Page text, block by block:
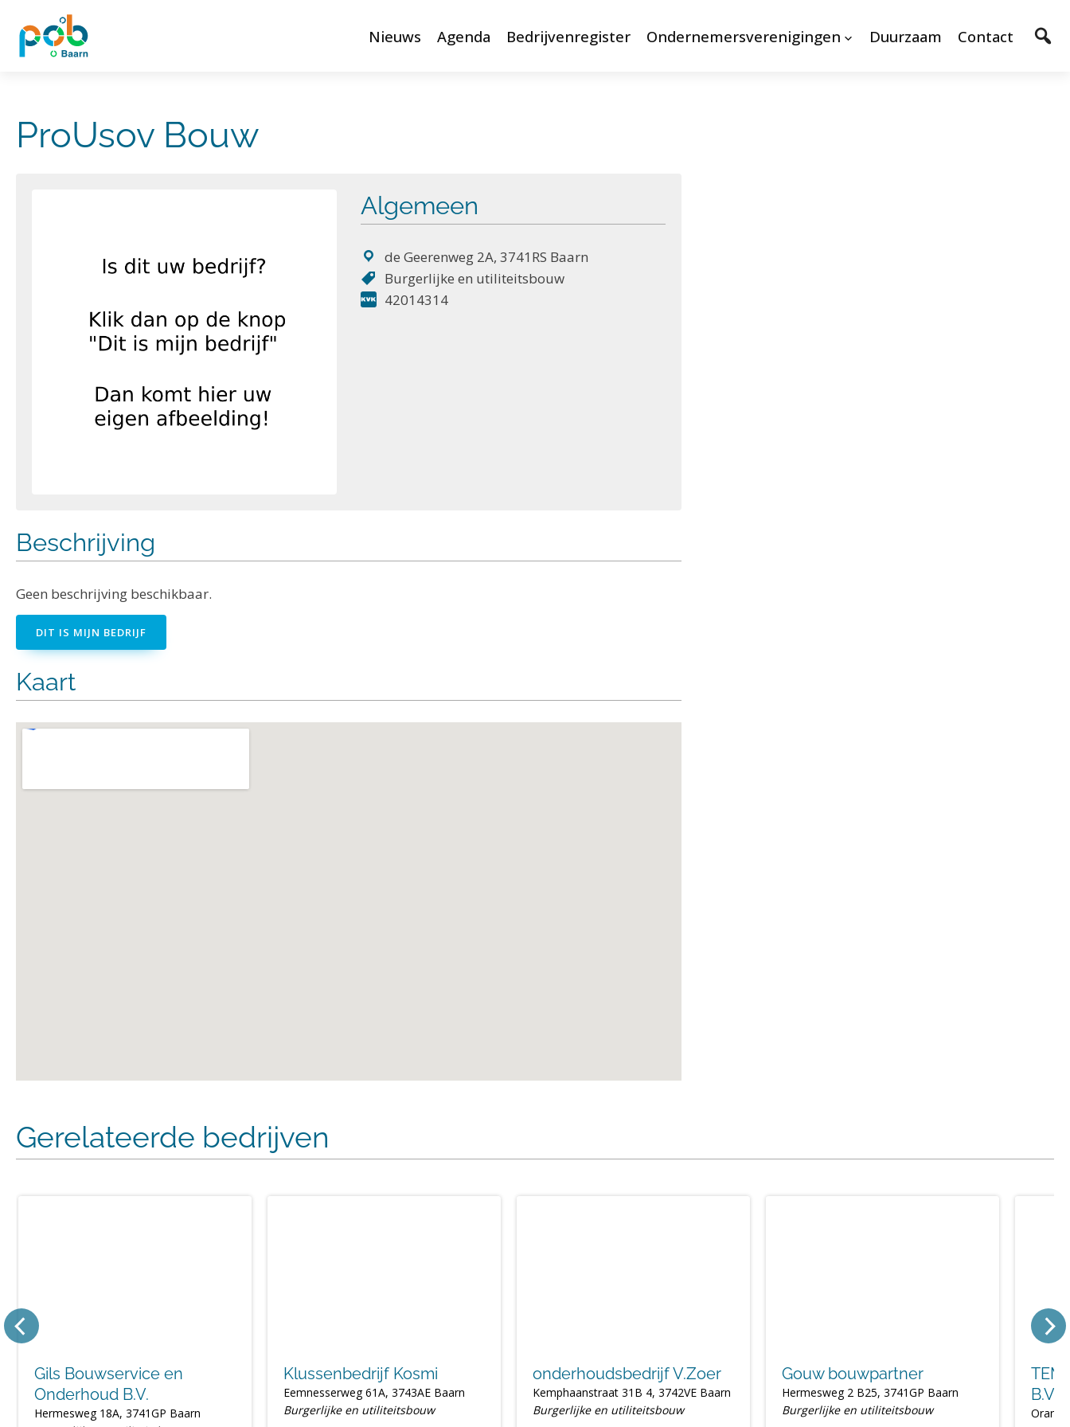
Nieuws Agenda Bedrijvenregister Ondernemersverenigingen Duurzaam Contact
ProUsov Bouw
Algemeen
de Geerenweg 2A, 3741RS Baarn
Burgerlijke en utiliteitsbouw
42014314
Beschrijving
Geen beschrijving beschikbaar.
DIT IS MIJN BEDRIJF
Kaart
Gerelateerde bedrijven
Gils Bouwservice en
Onderhoud B.V.
Hermesweg 18A, 3741GP Baarn
Klussenbedrijf Kosmi
Eemnesserweg 61A, 3743AE Baarn
Burgerlijke en utiliteitsbouw
onderhoudsbedrijf V.Zoer
Kemphaanstraat 31B 4, 3742VE Baarn
Burgerlijke en utiliteitsbouw
Gouw bouwpartner
Hermesweg 2 B25, 3741GP Baarn
Burgerlijke en utiliteitsbouw
B.V.